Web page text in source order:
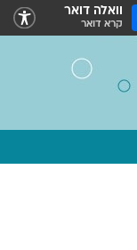
וואלה דואר
קרא דואר